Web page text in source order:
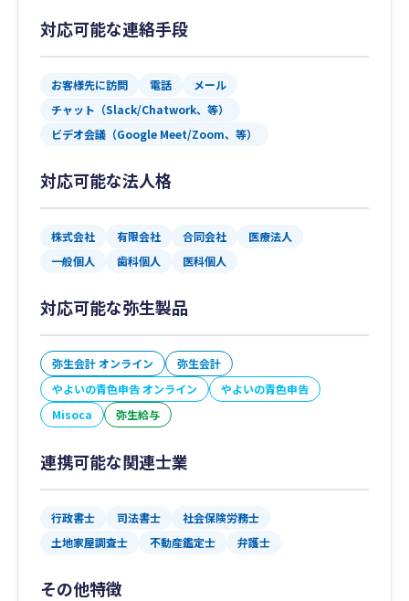
対応可能な連絡手段
お客様先に訪問 電話
メール
チャット（Slack/Chatwork、等）
ビデオ会議（Google Meet/Zoom、等）
対応可能な法人格
株式会社 有限会社 合同会社
医療法人
一般個人
歯科個人 医科個人
対応可能な弥生製品
弥生会計 オンライン
弥生会計
やよいの青色申告 オンライン
やよいの青色申告
Misoca
弥生給与
連携可能な関連士業
行政書士 司法書士
社会保険労務士
土地家屋調査士
不動産鑑定士 弁護士
その他特徴